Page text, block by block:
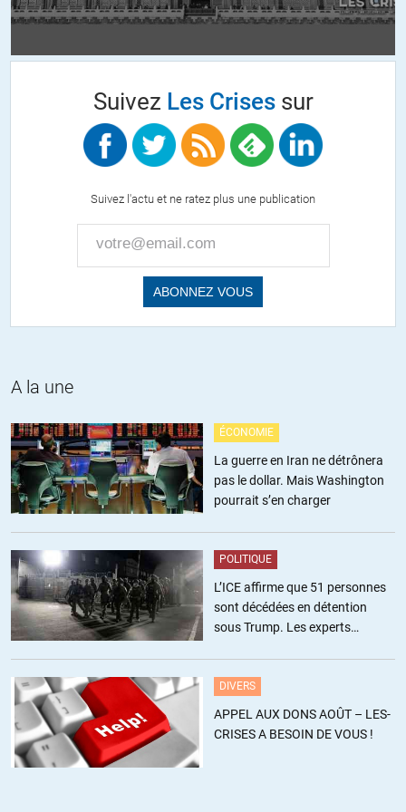
Je me permet un commentaire : Quel austérité ?
Tu vois vraiment une austérité dans les chiffres du budget 2015 ?
on est même pas à l’équilibre, les dépenses augmentent mais
J’ai jamais compris pourquoi on parle d’austérité …
ALERTER
Moi non plus je n’ai jamais compris cette politique d’austérité
quand des milliards échappent au fisc et quand les entreprises
reçoivent autant de cadeaux fiscaux alors que le chômage
augmente avec les dividendes. Parlons donc plutôt de ces
Et seulement 2 députés à l’Assemblée alors que le PS qui ne fait QUE
13, 30 % en a combien ?
Le Front de Gauche , 4,72% et combien de députés ?
http://www.assemblee-
nationale.fr/14/tribun/xml/liste_rattachement_partis_2015.asp
Il va devenir urgent de dissoudre l’Assemblée pour que la démocratie
dont tous les politiques se revendiquent puisse être représentée
correctement .A ce moment là les électeurs retourneront vers les
urnes .
éponine 24.03.2015 à 05h26
Aux élections législatives de 2012, 22 candidats du Front de
Gauche étaient présents au second tour, et 10 ont remporté
l’élection (45%). Pour le Front national, ils étaient 61 au premier
Suivez Les Crisessur
Suivez l'actu et ne ratez plus une publication
A la une
ÉCONOMIE
La guerre en Iran ne détrônera
pas le dollar. Mais Washington
pourrait s’en charger
POLITIQUE
L’ICE affirme que 51 personnes
sont décédées en détention
sous Trump. Les experts
DIVERS
APPEL AUX DONS AOÛT – LES-
CRISES A BESOIN DE VOUS !